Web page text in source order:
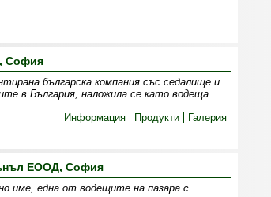
София
българска компания със седалище и
в България, наложила се като водеща
Информация
Продукти Галерия
ЕООД, София
име, една от водещите на пазара с